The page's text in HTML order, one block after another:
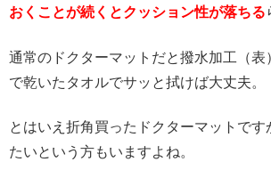
おくことが続くとクッション性が落ちる
通常のドクターマットだと撥水加工（表
で乾いたタオルでサッと拭けば大丈夫。
とはいえ折角買ったドクターマットです
たいという方もいますよね。